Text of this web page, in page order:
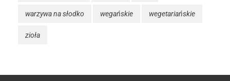
warzywa na słodko wegańskie wegetariańskie
zioła